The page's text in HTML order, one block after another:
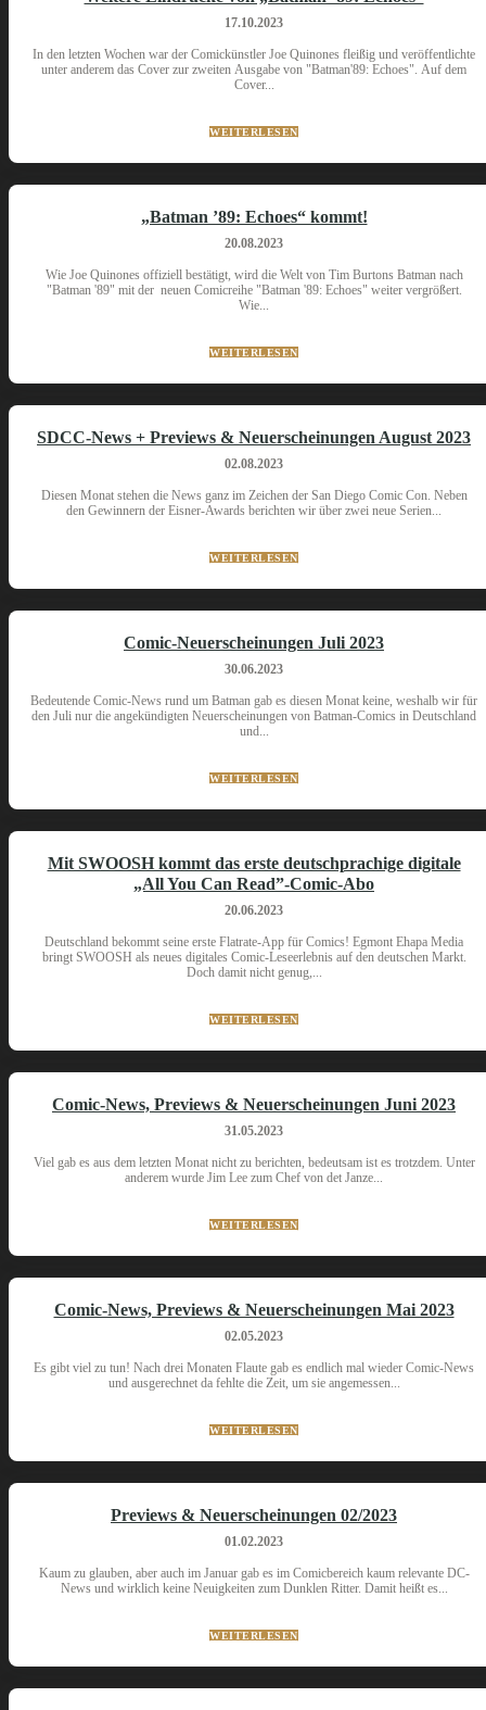
17.10.2023
In den letzten Wochen war der Comickünstler Joe Quinones fleißig und veröffentlichte
unter anderem das Cover zur zweiten Ausgabe von "Batman'89: Echoes". Auf dem
Cover...
WEITERLESEN
„Batman ’89: Echoes“ kommt!
20.08.2023
Wie Joe Quinones offiziell bestätigt, wird die Welt von Tim Burtons Batman nach
"Batman '89" mit der neuen Comicreihe "Batman '89: Echoes" weiter vergrößert.
Wie...
WEITERLESEN
SDCC-News + Previews & Neuerscheinungen August 2023
02.08.2023
Diesen Monat stehen die News ganz im Zeichen der San Diego Comic Con. Neben
den Gewinnern der Eisner-Awards berichten wir über zwei neue Serien...
WEITERLESEN
Comic-Neuerscheinungen Juli 2023
30.06.2023
Bedeutende Comic-News rund um Batman gab es diesen Monat keine, weshalb wir für
den Juli nur die angekündigten Neuerscheinungen von Batman-Comics in Deutschland
und...
WEITERLESEN
Mit SWOOSH kommt das erste deutschprachige digitale
„All You Can Read”-Comic-Abo
20.06.2023
Deutschland bekommt seine erste Flatrate-App für Comics! Egmont Ehapa Media
bringt SWOOSH als neues digitales Comic-Leseerlebnis auf den deutschen Markt.
Doch damit nicht genug,...
WEITERLESEN
Comic-News, Previews & Neuerscheinungen Juni 2023
31.05.2023
Viel gab es aus dem letzten Monat nicht zu berichten, bedeutsam ist es trotzdem. Unter
anderem wurde Jim Lee zum Chef von det Janze...
WEITERLESEN
Comic-News, Previews & Neuerscheinungen Mai 2023
02.05.2023
Es gibt viel zu tun! Nach drei Monaten Flaute gab es endlich mal wieder Comic-News
und ausgerechnet da fehlte die Zeit, um sie angemessen...
WEITERLESEN
Previews & Neuerscheinungen 02/2023
01.02.2023
Kaum zu glauben, aber auch im Januar gab es im Comicbereich kaum relevante DC-
News und wirklich keine Neuigkeiten zum Dunklen Ritter. Damit heißt es...
WEITERLESEN